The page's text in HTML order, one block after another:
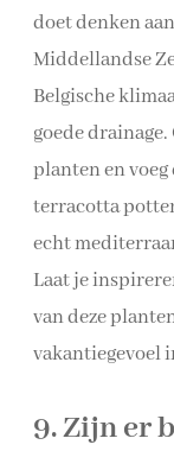
doet denken
Middellandse
Belgische
goede
planten en voeg
terracotta
echt
Laat je
van deze
vakantiegevoel
9. Zijn er